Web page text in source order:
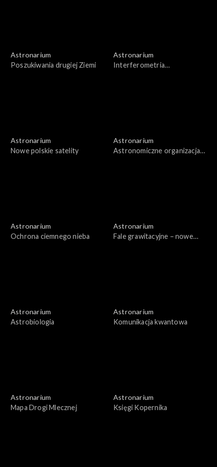
Astronarium
Poszukiwania drugiej Ziemi
Astronarium
Interferometria
Astronarium
Nowe polskie satelity
Astronarium
Astronomiczne organizacja
Astronarium
Ochrona ciemnego nieba
Astronarium
Fale grawitacyjne – nowe
Astronarium
Astrobiologia
Astronarium
Komunikacja kwantowa
Astronarium
Mapa Drogi Mlecznej
Astronarium
Księgi Kopernika